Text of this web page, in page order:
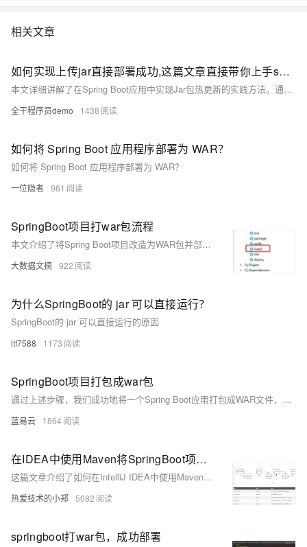
相关文章
如何实现上传jar直接部署成功,这篇文章直接带你上手springboot实现jar包热更新!
本文详细讲解了在Spring Boot应用中实现Jar包热更新的实践方法。通过自定义类加载器（`HotClassLoader`），动态加载和卸载指定目录下的Jar包，结合Spring Bean动态注册机制，使新加载的类能够被Spring容器管理。同时，提供了文件上传接口，方便用户手动触发Jar包更新。文章还强调了安全性、依赖管理和线程安全等注意事项，并给出了测试步骤和总结，帮助开发者高效实现热更新功能，减少服务中断和提升开发效率。
全干程序员demo 1438
如何将 Spring Boot 应用程序部署为 WAR？
如何将 Spring Boot 应用程序部署为 WAR？
一位隐者 961
SpringBoot项目打war包流程
本文介绍了将Spring Boot项目改造为WAR包并部署到外部Tomcat服务器的步骤。主要内容包括：1) 修改pom.xml中的打包方式为WAR；2) 排除Spring Boot内置的Tomcat依赖；3) 添加Servlet API依赖；4) 改造启动类以支持WAR部署；5) 打包和部署。通过这些步骤，可以轻松地将Spring Boot应用转换为适合外部Tomcat服务器的WAR包。
大数据文摘 922
为什么SpringBoot的 jar 可以直接运行？
SpringBoot的 jar 可以直接运行的原因
ltf7588 1173
SpringBoot项目打包成war包
通过上述步骤，我们成功地将一个Spring Boot应用打包成WAR文件，并部署到外部的Tomcat服务器中。这种方式适用于需要与传统Servlet容器集成的场景。
蓝易云 1864
在IDEA中使用Maven将SpringBoot项目打成jar包、同时运行打成的jar包（前后端项目分离）
这篇文章介绍了如何在IntelliJ IDEA中使用Maven将Spring Boot项目打包成可运行的jar包，并提供了运行jar包的方法。同时，还讨论了如何解决jar包冲突问题，并提供了在IDEA中同时启动Vue前端项目和Spring Boot后端项目的步骤。
热爱技术的小郑 5082
springboot打war包，成功部署